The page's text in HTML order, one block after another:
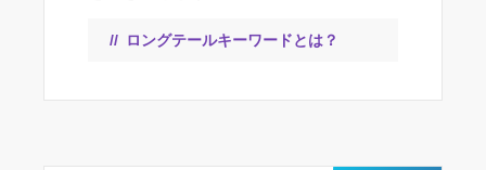
ロングテールキーワードとは？